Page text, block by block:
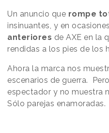
Un anuncio que rompe
insinuantes, y en
anteriores de AXE en la
rendidas a los pies de los
Ahora la marca nos
escenarios de guerra.
espectador y no muestra
Sólo parejas enamoradas.